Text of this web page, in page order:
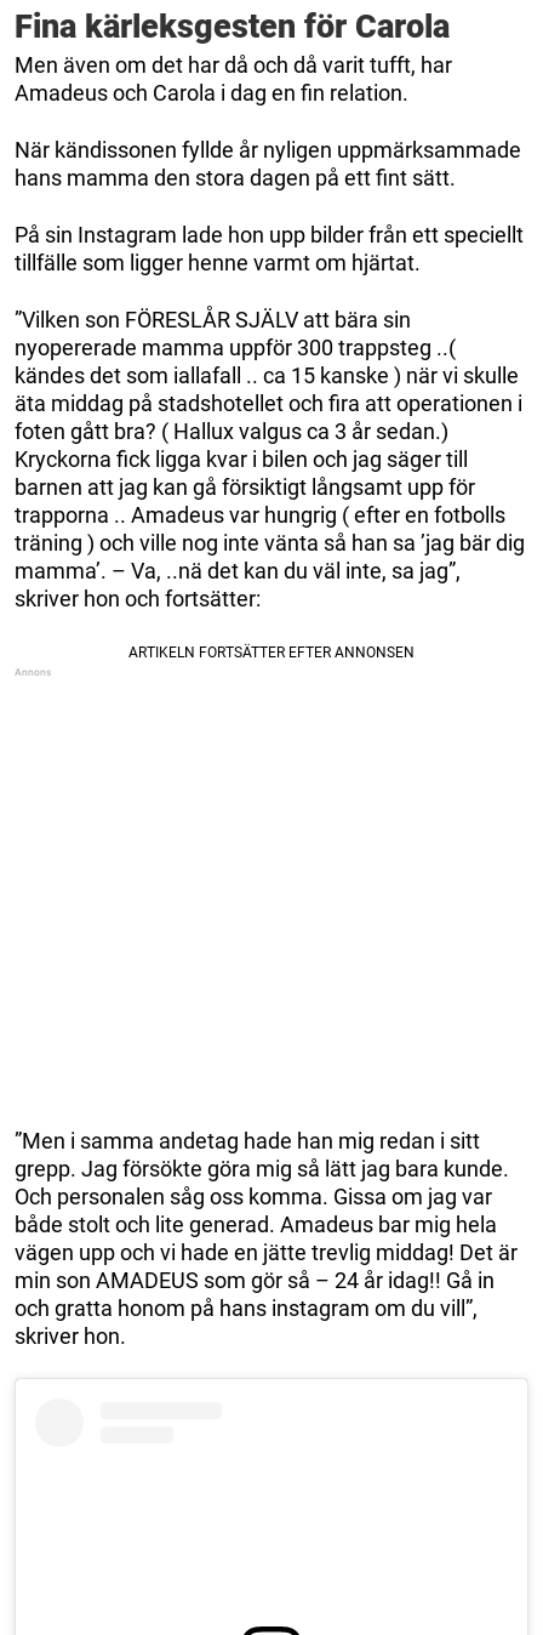
Fina kärleksgesten för Carola
Men även om det har då och då varit tufft, har
Amadeus och Carola i dag en fin relation.
När kändissonen fyllde år nyligen uppmärksammade
hans mamma den stora dagen på ett fint sätt.
På sin Instagram lade hon upp bilder från ett speciellt
tillfälle som ligger henne varmt om hjärtat.
”Vilken son FÖRESLÅR SJÄLV att bära sin
nyopererade mamma uppför 300 trappsteg ..(
kändes det som iallafall .. ca 15 kanske ) när vi skulle
äta middag på stadshotellet och fira att operationen i
foten gått bra? ( Hallux valgus ca 3 år sedan.)
Kryckorna fick ligga kvar i bilen och jag säger till
barnen att jag kan gå försiktigt långsamt upp för
trapporna .. Amadeus var hungrig ( efter en fotbolls
träning ) och ville nog inte vänta så han sa ’jag bär dig
mamma’. – Va, ..nä det kan du väl inte, sa jag”,
skriver hon och fortsätter:
”Men i samma andetag hade han mig redan i sitt
grepp. Jag försökte göra mig så lätt jag bara kunde.
Och personalen såg oss komma. Gissa om jag var
både stolt och lite generad. Amadeus bar mig hela
vägen upp och vi hade en jätte trevlig middag! Det är
min son AMADEUS som gör så – 24 år idag!! Gå in
och gratta honom på hans instagram om du vill”,
skriver hon.